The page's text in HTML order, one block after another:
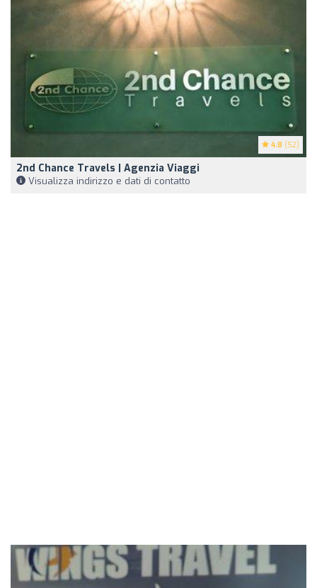
4.8 (52)
2nd Chance Travels | Agenzia Viaggi
Visualizza indirizzo e dati di contatto